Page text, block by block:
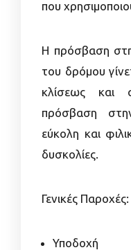
που
Η πρόσβαση
του δρόμου
κλίσεως και
πρόσβαση
εύκολη και
δυσκολίες.
Γενικές Παροχές:
Υποδοχή